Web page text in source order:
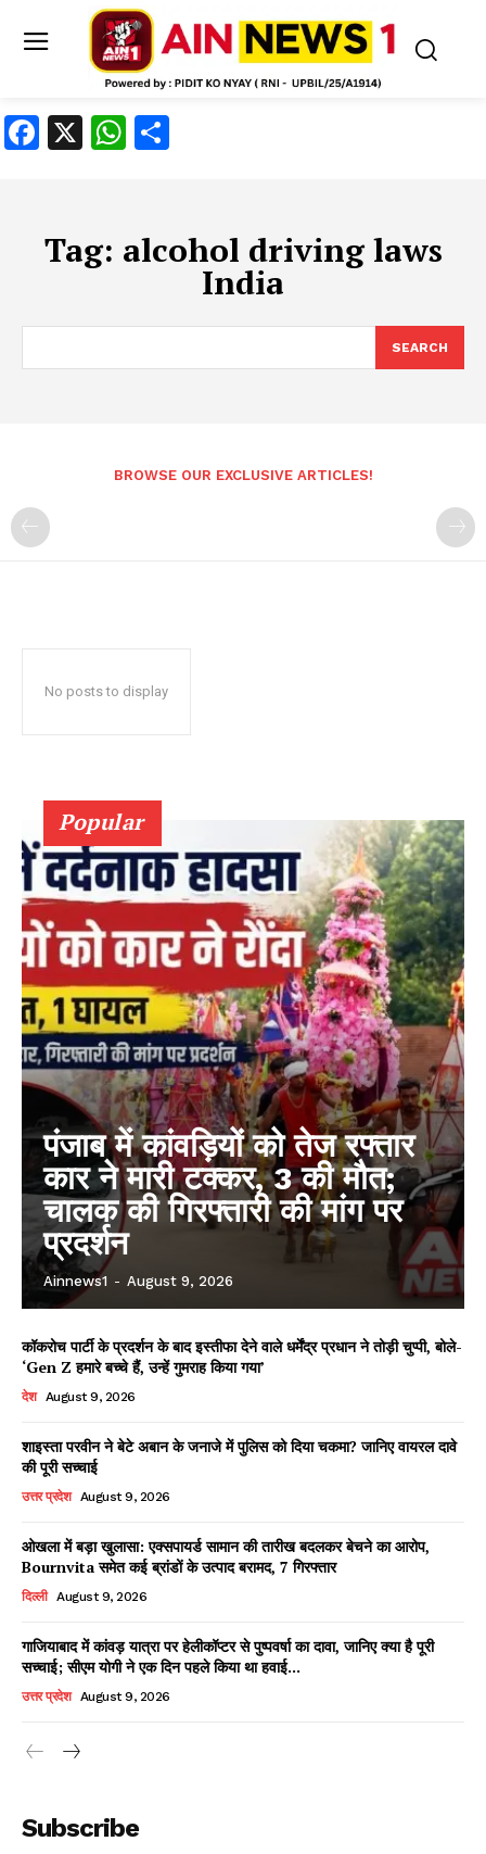
Facebook
X WhatsApp
Share
Read Latest News on AIN
Facebook
X WhatsApp
Tag: alcohol driving laws
India
SEARCH
BROWSE OUR EXCLUSIVE ARTICLES!
No posts to display
Popular
पंजाब में कांवड़ियों को तेज रफ्तार
कार ने मारी टक्कर, 3 की मौत;
चालक की गिरफ्तारी की मांग पर
प्रदर्शन
Ainnews1 - August 9, 2026
कॉकरोच पार्टी के प्रदर्शन के बाद इस्तीफा देने वाले धर्मेंद्र प्रधान ने तोड़ी चुप्पी, बोले-
‘Gen Z हमारे बच्चे हैं, उन्हें गुमराह किया गया’
देश August 9, 2026
शाइस्ता परवीन ने बेटे अबान के जनाजे में पुलिस को दिया चकमा? जानिए वायरल दावे
की पूरी सच्चाई
उत्तर प्रदेश August 9, 2026
ओखला में बड़ा खुलासा: एक्सपायर्ड सामान की तारीख बदलकर बेचने का आरोप,
Bournvita समेत कई ब्रांडों के उत्पाद बरामद, 7 गिरफ्तार
दिल्ली August 9, 2026
गाजियाबाद में कांवड़ यात्रा पर हेलीकॉप्टर से पुष्पवर्षा का दावा, जानिए क्या है पूरी
सच्चाई; सीएम योगी ने एक दिन पहले किया था हवाई...
उत्तर प्रदेश August 9, 2026
Subscribe